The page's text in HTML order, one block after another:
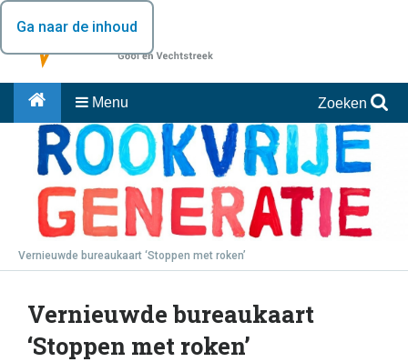
Ga naar de inhoud
Menu Zoeken
Vernieuwde bureaukaart ‘Stoppen met roken’
Vernieuwde bureaukaart
‘Stoppen met roken’